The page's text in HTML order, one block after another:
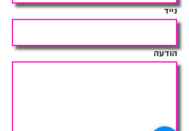
נייד
הודעה